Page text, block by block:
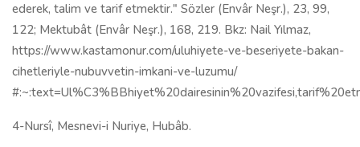
ederek, talim ve tarif etmektir." Sözler (Envâr Neşr.), 23, 99,
122; Mektubât (Envâr Neşr.), 168, 219. Bkz: Nail Yılmaz,
https://www.kastamonur.com/uluhiyete-ve-beseriyete-bakan-
cihetleriyle-nubuvvetin-imkani-ve-luzumu/
4-Nursî, Mesnevi-i Nuriye, Hubâb.